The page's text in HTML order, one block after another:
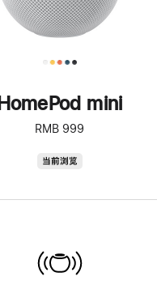
HomePod mini
RMB 999
当前浏览